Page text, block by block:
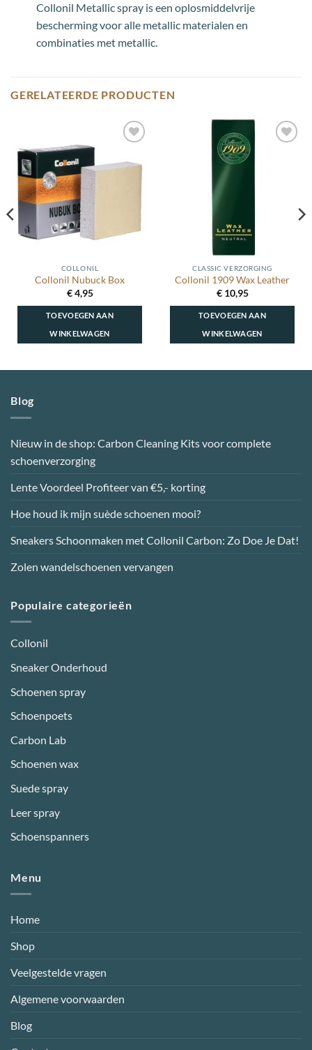
Collonil Metallic spray is een oplosmiddelvrije
bescherming voor alle metallic materialen en
combinaties met metallic.
GERELATEERDE PRODUCTEN
aan
wenslijst
COLLONIL
Collonil Nubuck Box
€4,95
TOEVOEGEN AAN
WINKELWAGEN
CLASSIC VERZORGING
Collonil 1909 Wax Leather
€10,95
TOEVOEGEN AAN
WINKELWAGEN
Blog
Nieuw in de shop: Carbon Cleaning Kits voor complete
schoenverzorging
Lente Voordeel Profiteer van €5,- korting
Hoe houd ik mijn suède schoenen mooi?
Sneakers Schoonmaken met Collonil Carbon: Zo Doe Je Dat!
Zolen wandelschoenen vervangen
Populaire categorieën
Collonil
Sneaker Onderhoud
Schoenen spray
Schoenpoets
Carbon Lab
Schoenen wax
Suede spray
Leer spray
Schoenspanners
Menu
Home
Shop
Veelgestelde vragen
Algemene voorwaarden
Blog